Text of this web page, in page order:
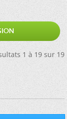
1 à 19 sur 19